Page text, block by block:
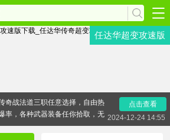
任达华超变攻速版
奇战法道三职任意选择，自由热
率，各种武器装备任你拾取，无
哥的朋友快来下载任达华代言的
点击查看
2024-12-24 14:55